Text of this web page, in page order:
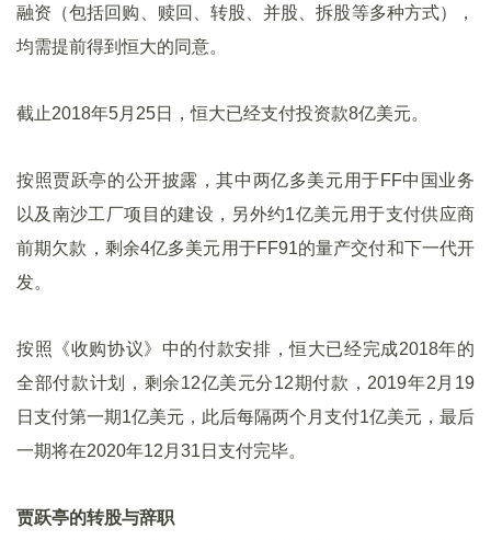
融资（包括回购、赎回、转股、并股、拆股等多种方式），
均需提前得到恒大的同意。
截止2018年5月25日，恒大已经支付投资款8亿美元。
按照贾跃亭的公开披露，其中两亿多美元用于FF中国业务
以及南沙工厂项目的建设，另外约1亿美元用于支付供应商
前期欠款，剩余4亿多美元用于FF91的量产交付和下一代开
发。
按照《收购协议》中的付款安排，恒大已经完成2018年的
全部付款计划，剩余12亿美元分12期付款，2019年2月19
日支付第一期1亿美元，此后每隔两个月支付1亿美元，最后
一期将在2020年12月31日支付完毕。
贾跃亭的转股与辞职